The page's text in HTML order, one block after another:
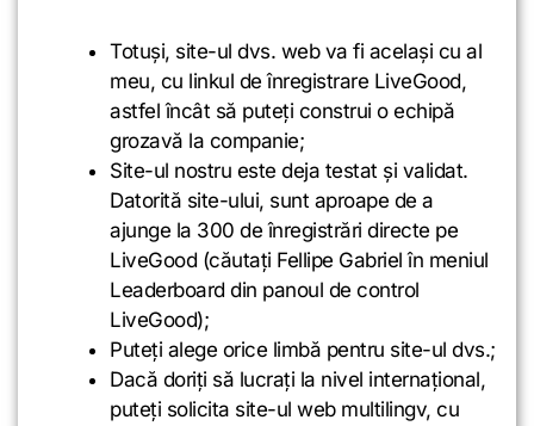
Totuși, site-ul dvs. web va fi același cu al
meu, cu linkul de înregistrare LiveGood,
astfel încât să puteți construi o echipă
grozavă la companie;
Site-ul nostru este deja testat și validat.
Datorită site-ului, sunt aproape de a
ajunge la 300 de înregistrări directe pe
LiveGood (căutați Fellipe Gabriel în meniul
Leaderboard din panoul de control
LiveGood);
Puteți alege orice limbă pentru site-ul dvs.;
Dacă doriți să lucrați la nivel internațional,
puteți solicita site-ul web multilingv, cu